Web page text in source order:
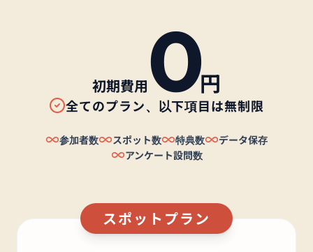
初期費用0円
全てのプラン、以下項目は無制限
参加者数 スポット数 特典数
データ保存
アンケート設問数
スポットプラン